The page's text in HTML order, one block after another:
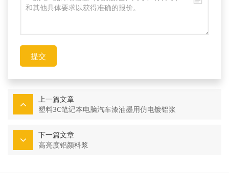
提交
上一篇文章
塑料3C笔记本电脑汽车漆油墨用仿电镀铝浆
下一篇文章
高亮度铝颜料浆